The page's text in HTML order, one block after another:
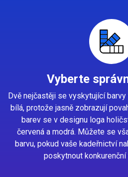
Vyberte
Dvě nejčastěji se vyskytující
bílá, protože jasně zobrazují
barev se v designu loga
červená a modrá. Můžete se
barvu, pokud vaše kadeřnictví
poskytnout konkurenční